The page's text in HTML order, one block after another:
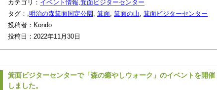
カテゴリ： イベント情報 箕面ビジターセンター
タグ：, 明治の森箕面国定公園 箕面 箕面の山 箕面ビジターセンター
投稿者：Kondo
投稿日：2022年11月30日
箕面ビジターセンターで「森の癒やしウォーク」のイベントを開催
しました。